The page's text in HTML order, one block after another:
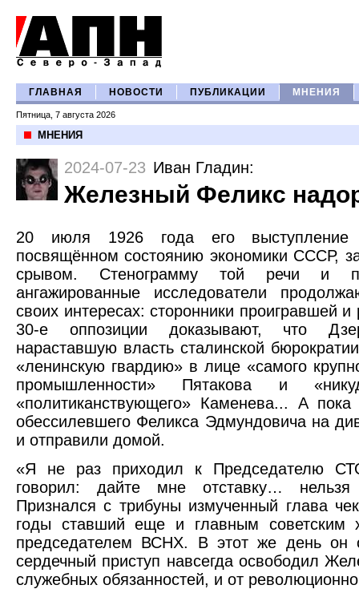
ГЛАВНАЯ НОВОСТИ ПУБЛИКАЦИИ МНЕНИЯ
Пятница, 7 августа 2026
МНЕНИЯ
2024-07-23 Иван Гладин:
Железный Феликс
20 июля 1926 года его
посвящённом состоянию экономики СССР,
срывом. Стенограмму той речи и
ангажированные исследователи
своих интересах: сторонники проигравшей
30-е оппозиции доказывают, что
нараставшую власть сталинской
«ленинскую гвардию» в лице «самого
промышленности» Пятакова и
«политиканствующего» Каменева... А пока
обессилевшего Феликса Эдмундовича на
и отправили домой.
«Я не раз приходил к Председателю
говорил: дайте мне отставку…
Признался с трибуны измученный глава
годы ставший еще и главным советским
председателем ВСНХ. В этот же день
сердечный приступ навсегда освободил
служебных обязанностей, и от